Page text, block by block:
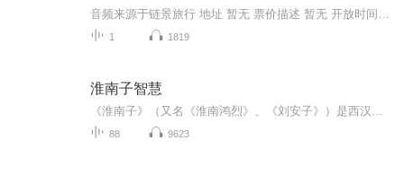
1 1819
淮南子智慧
88 9623